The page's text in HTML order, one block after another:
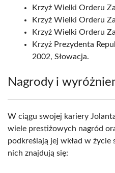
Krzyż Wielki Orderu
Krzyż Wielki Orderu
Krzyż Wielki Orderu
Krzyż Prezydenta
2002, Słowacja.
Nagrody i
W ciągu swojej kariery
wiele prestiżowych nagród
podkreślają jej wkład w życie
nich znajdują się: